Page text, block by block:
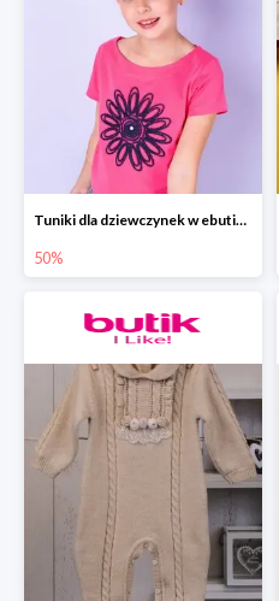
Tuniki dla dziewczynek w ebutik.pl do -50%
50%